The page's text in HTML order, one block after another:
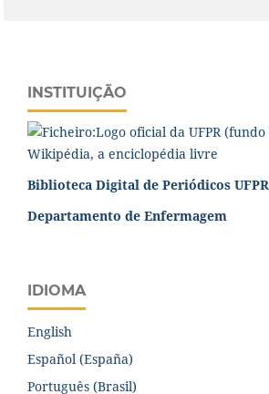
INSTITUIÇÃO
Biblioteca Digital de Periódicos UFPR
Departamento de Enfermagem
IDIOMA
English
Español (España)
Português (Brasil)